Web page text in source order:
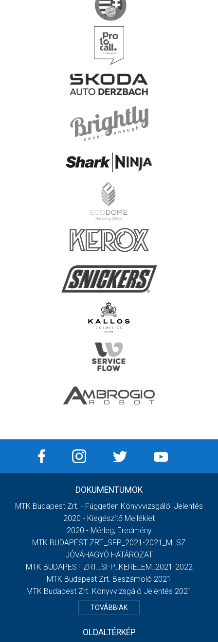
DOKUMENTUMOK
MTK Budapest Zrt. - Független Könyvvizsgálói Jelentés
2020 - Kiegészítő Melléklet
2020 - Mérleg, Eredmény
MTK BUDAPEST ZRT._SFP_2021-2021_MLSZ
JÓVÁHAGYÓ HATÁROZAT
MTK BUDAPEST ZRT._SFP_KERELEM_2021-2022
MTK Budapest Zrt. Beszámoló 2021
MTK Budapest Zrt. Könyvvizsgáló Jelentés 2021
TOVÁBBIAK
OLDALTÉRKÉP